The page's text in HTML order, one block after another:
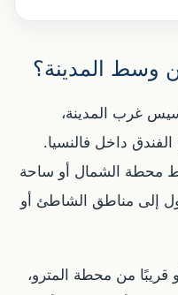
وسط المدينة؟
غرب المدينة،
داخل فالنسيا.
محطة الشمال أو ساحة
إلى مناطق الشاطئ أو
قريبًا من محطة المترو،